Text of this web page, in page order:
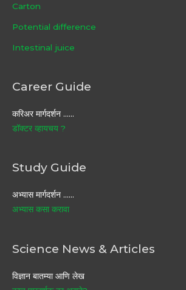
Carton
Potential difference
Intestinal juice
Career Guide
करिअर मार्गदर्शन ……
डॉक्टर व्हायचय ?
Study Guide
अभ्यास मार्गदर्शन ……
अभ्यास कसा करावा
Science News & Articles
विज्ञान बातम्या आणि लेख